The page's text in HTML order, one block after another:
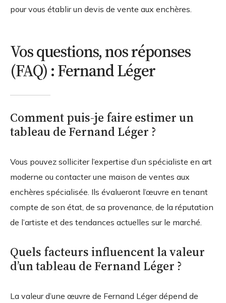
pour vous établir un devis de vente aux enchères.
Vos questions, nos réponses
(FAQ) : Fernand Léger
Comment puis-je faire estimer un
tableau de Fernand Léger ?
Vous pouvez solliciter l’expertise d’un spécialiste en art
moderne ou contacter une maison de ventes aux
enchères spécialisée. Ils évalueront l’œuvre en tenant
compte de son état, de sa provenance, de la réputation
de l’artiste et des tendances actuelles sur le marché.
Quels facteurs influencent la valeur
d’un tableau de Fernand Léger ?
La valeur d’une œuvre de Fernand Léger dépend de